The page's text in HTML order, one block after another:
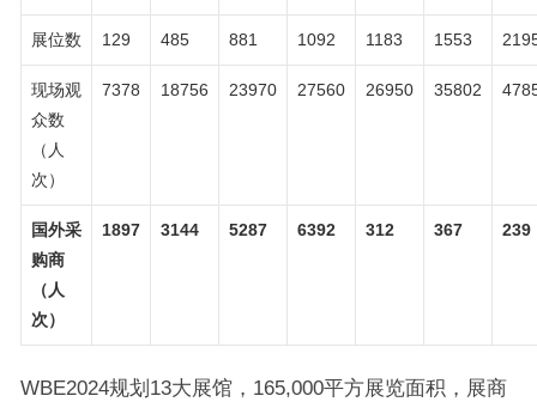
展位数 129 485 881 1092 1183 1553
现场观
众数
（人
次）
7378 18756 23970 27560 26950 35802
国外采
购商
（人
次）
1897 3144 5287 6392 312 367 239
WBE2024规划13大展馆，165,000平方展览面积，展商